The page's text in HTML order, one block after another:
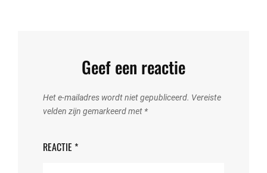
Geef een reactie
Het e-mailadres wordt niet gepubliceerd. Vereiste
velden zijn gemarkeerd met *
REACTIE *